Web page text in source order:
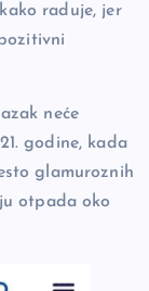
raduje, jer
neće
godine, kada
glamuroznih
otpada oko